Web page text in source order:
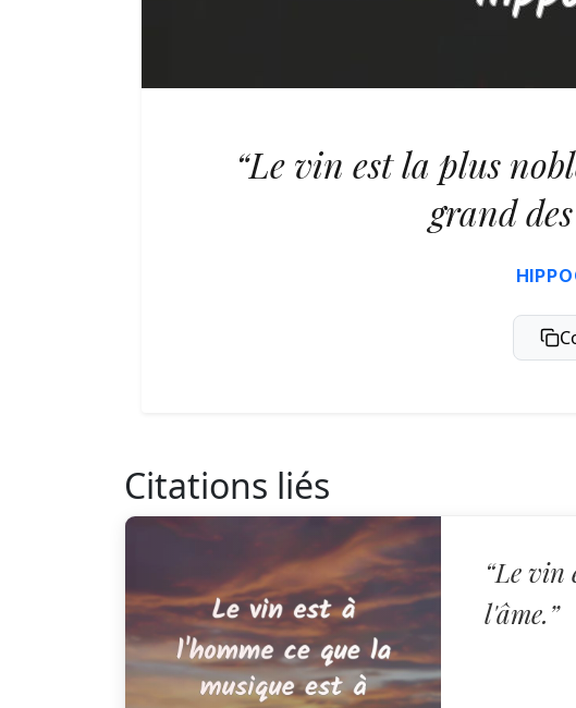
“Le vin est la plus
grand
Citations liés
“Le vin
l'âme.”